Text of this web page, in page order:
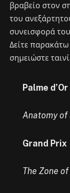
βραβείο στον
του
συνεισφορά
Δείτε
σημειώστε
Palme d’Or
Anatomy of
Grand Prix
The Zone